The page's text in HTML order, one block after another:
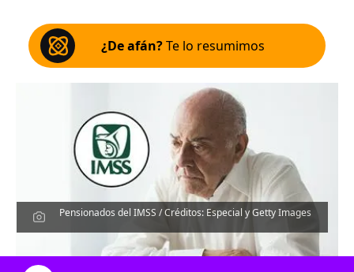
¿De afán?Te lo resumimos
Pensionados del IMSS / Créditos: Especial y Getty Images
Escucha el artículo